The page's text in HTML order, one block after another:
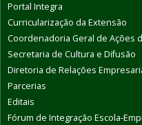
Portal Integra
Curricularização da Extensão
Coordenadoria Geral de Ações
Secretaria de Cultura e Difusão
Diretoria de Relações
Parcerias
Editais
Fórum de Integração Escola-